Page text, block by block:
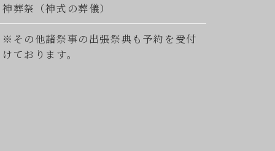
神葬祭（神式の葬儀）
※その他諸祭事の出張祭典も予約を受付
けております。